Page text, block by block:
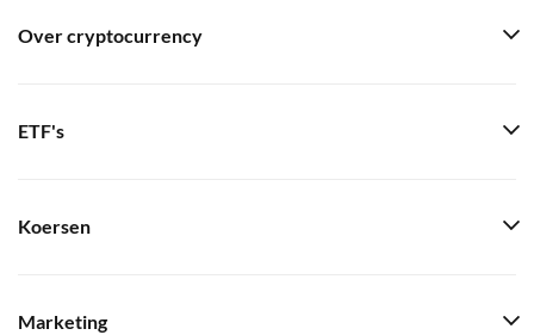
Over cryptocurrency
ETF's
Koersen
Marketing